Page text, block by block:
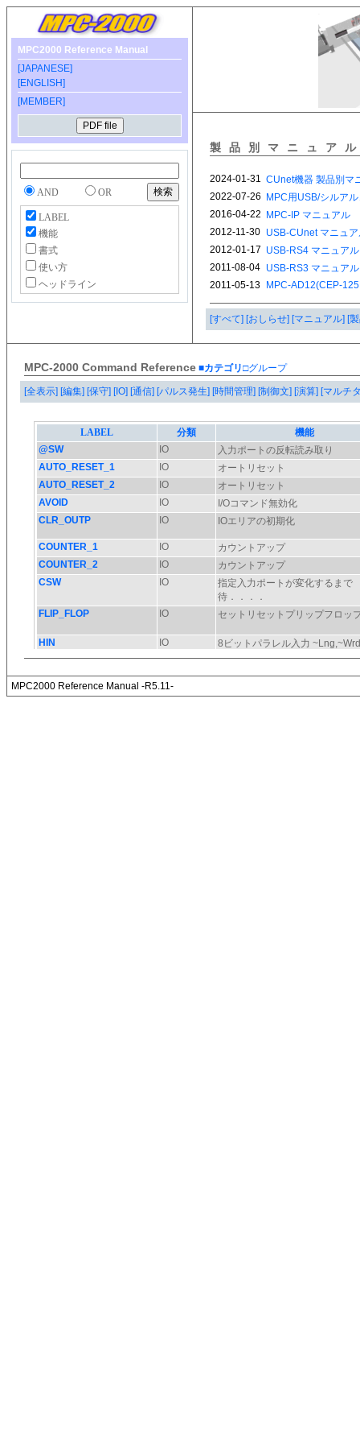
MPC2000 Reference Manual
[JAPANESE]
[ENGLISH]
[MEMBER]
AND OR
LABEL
機能
書式
使い方
ヘッドライン
製品別マニュア
[すべて] [おしらせ] [マニュアル] [
MPC-2000 Command Reference ■カテゴリ□グループ
[全表示] [編集] [保守] [IO] [通信] [パルス発生] [時間管理] [制御文] [演算] [マルチ
MPC2000 Reference Manual -R5.11-